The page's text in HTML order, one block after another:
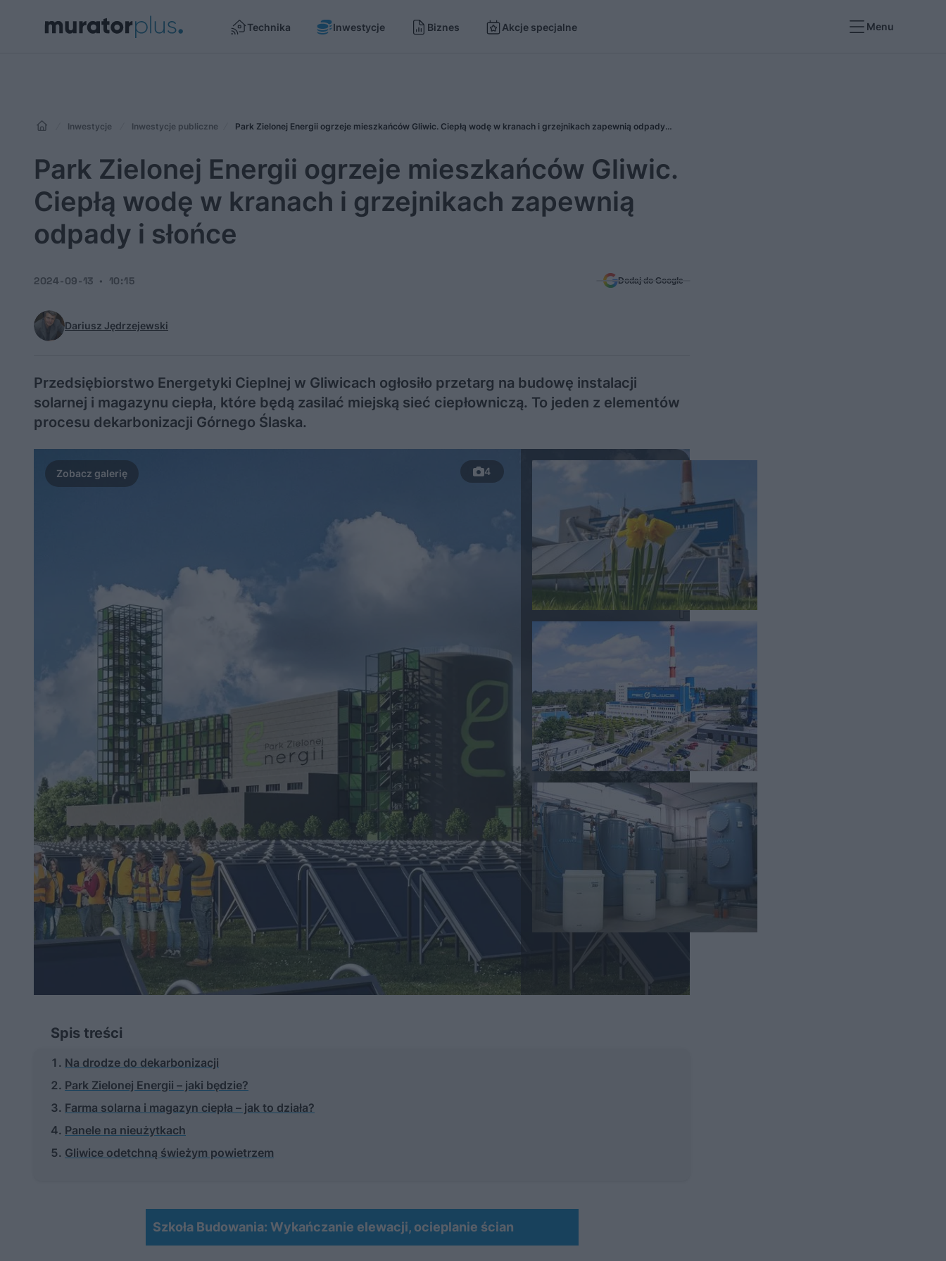
Technika Inwestycje Biznes Akcje specjalne Menu
Inwestycje Inwestycje publiczne Park Zielonej Energii ogrzeje mieszkańców Gliwic. Ciepłą wodę w kranach i grzejnikach zapewnią odpady i słońce
Park Zielonej Energii ogrzeje mieszkańców Gliwic.
Ciepłą wodę w kranach i grzejnikach zapewnią
odpady i słońce
Dariusz Jędrzejewski
2024-09-13 10:15 Dodaj do Google
Przedsiębiorstwo Energetyki Cieplnej w Gliwicach ogłosiło przetarg na budowę instalacji
solarnej i magazynu ciepła, które będą zasilać miejską sieć ciepłowniczą. To jeden z elementów
procesu dekarbonizacji Górnego Ślaska.
4
Spis treści
Na drodze do dekarbonizacji
Park Zielonej Energii – jaki będzie?
Farma solarna i magazyn ciepła – jak to działa?
Panele na nieużytkach
Gliwice odetchną świeżym powietrzem
Szkoła Budowania: Wykańczanie elewacji, ocieplanie ścian